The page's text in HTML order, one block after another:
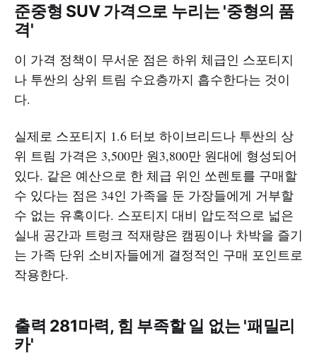
준중형 SUV 가격으로 누리는 '중형의 품
격'
이 가격 정책이 무서운 점은 하위 체급인 스포티지
나 투싼의 상위 트림 수요층까지 흡수한다는 것이
다.
실제로 스포티지 1.6 터보 하이브리드나 투싼의 상
위 트림 가격은 3,500만 원3,800만 원대에 형성되어
있다. 같은 예산으로 한 체급 위인 쏘렌토를 구매할
수 있다는 점은 34인 가족을 둔 가장들에게 거부할
수 없는 유혹이다. 스포티지 대비 압도적으로 넓은
실내 공간과 트렁크 적재량은 캠핑이나 차박을 즐기
는 가족 단위 소비자들에게 결정적인 구매 포인트로
작용한다.
출력 281마력, 힘 부족할 일 없는 '패밀리
카'